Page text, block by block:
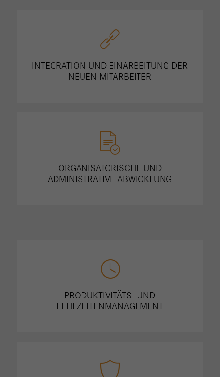
INTEGRATION UND EINARBEITUNG DER
NEUEN MITARBEITER
ORGANISATORISCHE UND
ADMINISTRATIVE ABWICKLUNG
PRODUKTIVITÄTS- UND
FEHLZEITENMANAGEMENT